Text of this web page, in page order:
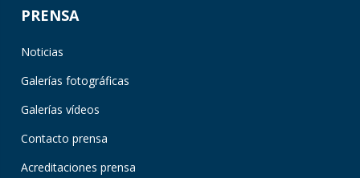
PRENSA
Noticias
Galerías fotográficas
Galerías vídeos
Contacto prensa
Acreditaciones prensa